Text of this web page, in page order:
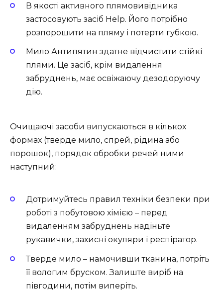
В якості активного плямовивідника
застосовують засіб Help. Його потрібно
розпорошити на пляму і потерти губкою.
Мило Антипятин здатне відчистити стійкі
плями. Це засіб, крім видалення
забруднень, має освіжаючу дезодоруючу
дію.
Очищаючі засоби випускаються в кількох
формах (тверде мило, спрей, рідина або
порошок), порядок обробки речей ними
наступний:
Дотримуйтесь правил техніки безпеки при
роботі з побутовою хімією – перед
видаленням забруднень надіньте
рукавички, захисні окуляри і респіратор.
Тверде мило – намочивши тканина, потріть
її вологим бруском. Залиште виріб на
півгодини, потім виперіть.